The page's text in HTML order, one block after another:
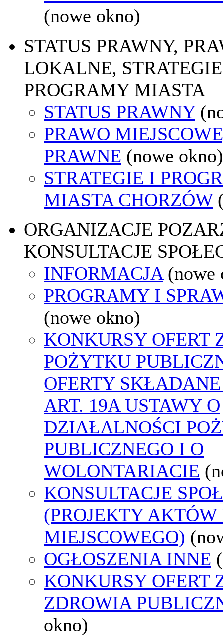
(nowe okno)
STATUS PRAWNY,
LOKALNE,
PROGRAMY MIASTA
STATUS PRAWNY
PRAWO
PRAWNE (nowe okno)
STRATEGIE I
MIASTA CHORZÓW
ORGANIZACJE
KONSULTACJE
INFORMACJA (nowe
PROGRAMY I
(nowe okno)
KONKURSY OFERT
POŻYTKU
OFERTY
ART. 19A USTAWY O
DZIAŁALNOŚCI
PUBLICZNEGO I O
WOLONTARIACIE
KONSULTACJE
(PROJEKTY AKTÓW
MIEJSCOWEGO)
OGŁOSZENIA INNE
KONKURSY OFERT
ZDROWIA
okno)